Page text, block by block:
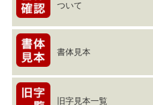
ついて
書体見本
旧字見本一覧